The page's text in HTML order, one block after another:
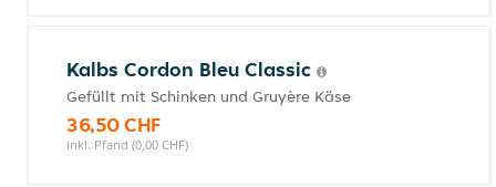
Kalbs Cordon Bleu Classic
Gefüllt mit Schinken und Gruyère Käse
36,50 CHF
inkl. Pfand (0,00 CHF)